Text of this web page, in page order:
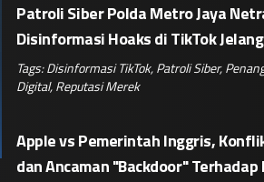
Patroli Siber Polda Metro Jaya
Disinformasi Hoaks di TikTok
Tags:Disinformasi TikTok,Patroli Siber,
Digital,Reputasi Merek
Apple vs Pemerintah Inggris,
dan Ancaman "Backdoor"